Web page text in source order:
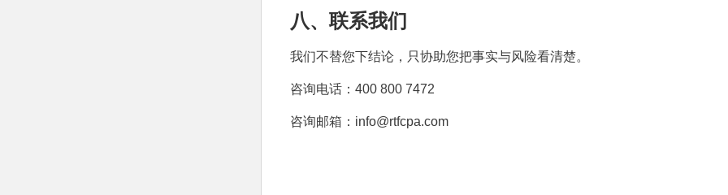
八、联系我们
我们不替您下结论，只协助您把事实与风险看清楚。
咨询电话：400 800 7472
咨询邮箱： info@rtfcpa.com